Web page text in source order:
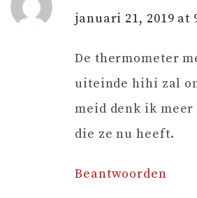
januari 21, 2019 at
De thermometer
uiteinde hihi zal
meid denk ik
die ze nu heeft.
Beantwoorden